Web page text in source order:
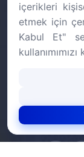
5. Levent Mah.
Eyüpsultan/
+90 (212) 924
içerikleri
etmek için
Kabul Et"